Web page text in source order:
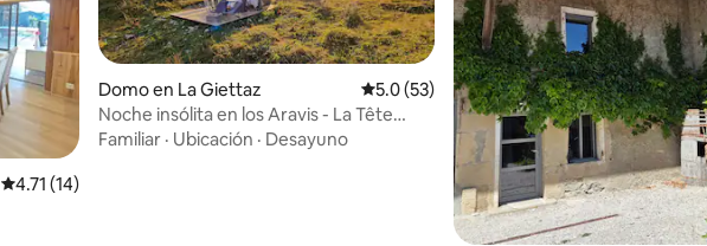
Calificación promedio: 4.71 de 5, 14 reseñas
4.71 (14)
Domo en La Giettaz Calificación promedio: 5.0 de 5, 53 reseñas
5.0 (53)
Noche insólita en los Aravis - La Tête
ailleurs
Familiar · Ubicación · Desayuno